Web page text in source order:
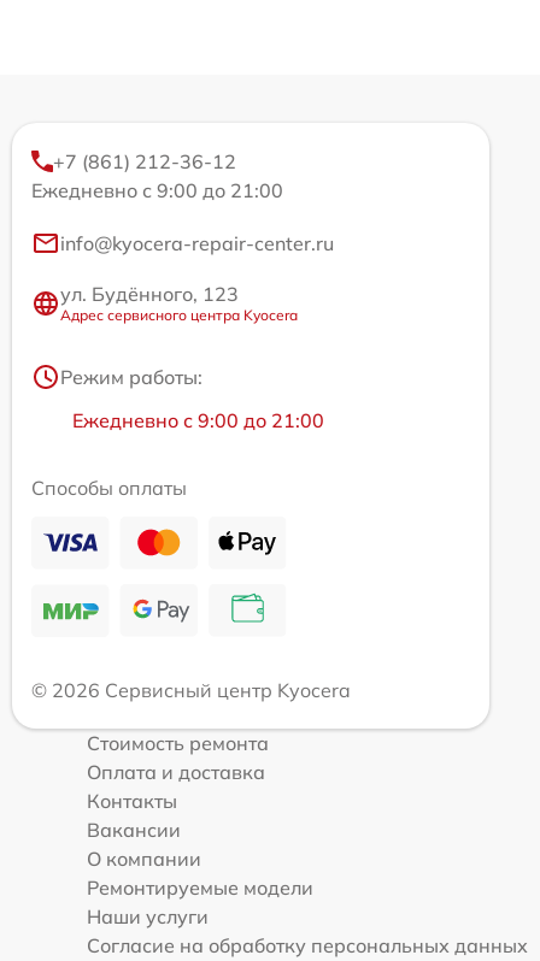
+7 (861) 212-36-12
Ежедневно с 9:00 до 21:00
info@kyocera-repair-center.ru
ул. Будённого, 123
Адрес сервисного центра Kyocera
Режим работы:
Ежедневно с 9:00 до 21:00
Способы оплаты
© 2026 Сервисный центр Kyocera
Стоимость ремонта
Оплата и доставка
Контакты
Вакансии
О компании
Ремонтируемые модели
Наши услуги
Согласие на обработку персональных данных